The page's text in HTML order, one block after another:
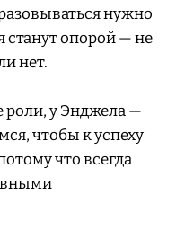
нужно
станут опорой — не
нет.
у Энджела —
чтобы к успеху
что всегда